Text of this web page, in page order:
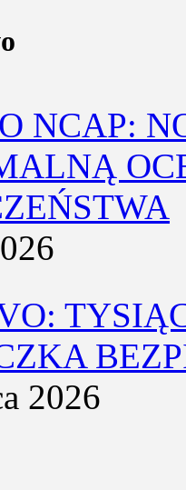
NCAP:
2026